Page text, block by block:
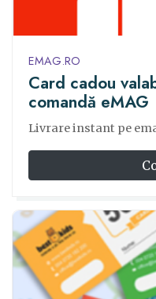
EMAG.RO
Card cadou
comandă eMAG
Livrare instant pe